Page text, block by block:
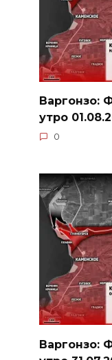
Варгонзо:
утро
0
Варгонзо: